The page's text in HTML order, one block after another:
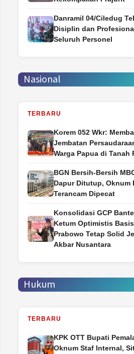
Danramil 04/Ciledug
Disiplin dan
Seluruh Personel
Nasional
TERBARU
Korem 052 Wkr:
Jembatan
Warga Papua di Tanah
BGN Bersih-Bersih
Dapur Ditutup, Oknum
Terancam Dipecat
Konsolidasi GCP
Ketum Optimistis
Prabowo Tetap Solid
Akbar Nusantara
Hukum
TERBARU
‎KPK OTT Bupati
Oknum Staf Internal,